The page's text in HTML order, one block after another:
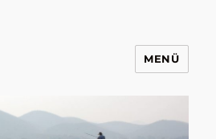
MENÜ